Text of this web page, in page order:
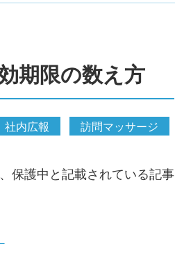
期限の数え方
社内広報 訪問マッサージ
保護中と記載されている記事